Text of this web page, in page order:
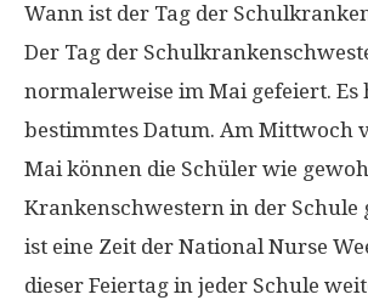
Wann ist der Tag der
Der Tag der
normalerweise im Mai gefeiert. Es
bestimmtes Datum. Am Mittwoch
Mai können die Schüler wie
Krankenschwestern in der Schule
ist eine Zeit der National Nurse
dieser Feiertag in jeder Schule